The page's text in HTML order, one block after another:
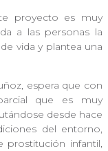
proyecto es muy
a las personas la
vida y plantea una
espera que con
que es muy
desde hace
del entorno,
prostitución infantil,